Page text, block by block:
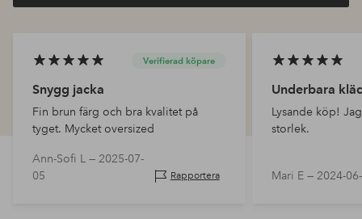
Verifierad köpare
Snygg jacka
Fin brun färg och bra kvalitet på
tyget. Mycket oversized
Ann-Sofi L — 2025-07-
05
Rapportera
Underbara
Lysande köp!
storlek.
Mari E — 2024-